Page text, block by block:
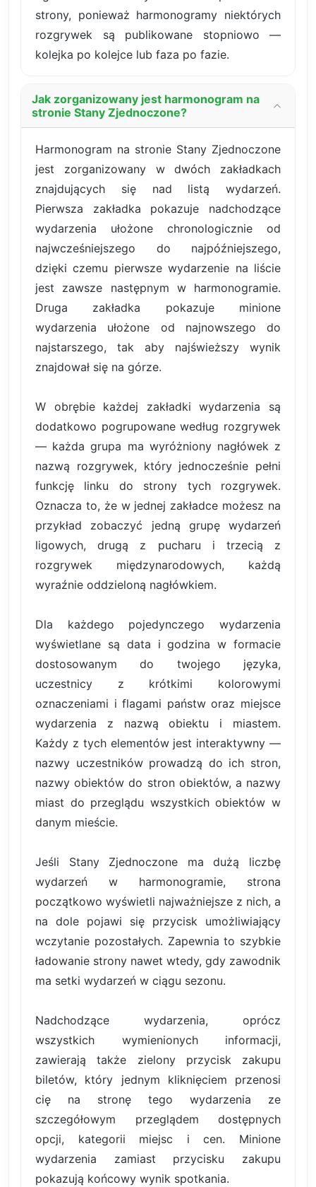
strony, ponieważ harmonogramy niektórych
rozgrywek są publikowane stopniowo —
kolejka po kolejce lub faza po fazie.
Jak zorganizowany jest harmonogram na
stronie Stany Zjednoczone?
Harmonogram na stronie Stany Zjednoczone
jest zorganizowany w dwóch zakładkach
znajdujących się nad listą wydarzeń.
Pierwsza zakładka pokazuje nadchodzące
wydarzenia ułożone chronologicznie od
najwcześniejszego do najpóźniejszego,
dzięki czemu pierwsze wydarzenie na liście
jest zawsze następnym w harmonogramie.
Druga zakładka pokazuje minione
wydarzenia ułożone od najnowszego do
najstarszego, tak aby najświeższy wynik
znajdował się na górze.
W obrębie każdej zakładki wydarzenia są
dodatkowo pogrupowane według rozgrywek
— każda grupa ma wyróżniony nagłówek z
nazwą rozgrywek, który jednocześnie pełni
funkcję linku do strony tych rozgrywek.
Oznacza to, że w jednej zakładce możesz na
przykład zobaczyć jedną grupę wydarzeń
ligowych, drugą z pucharu i trzecią z
rozgrywek międzynarodowych, każdą
wyraźnie oddzieloną nagłówkiem.
Dla każdego pojedynczego wydarzenia
wyświetlane są data i godzina w formacie
dostosowanym do twojego języka,
uczestnicy z krótkimi kolorowymi
oznaczeniami i flagami państw oraz miejsce
wydarzenia z nazwą obiektu i miastem.
Każdy z tych elementów jest interaktywny —
nazwy uczestników prowadzą do ich stron,
nazwy obiektów do stron obiektów, a nazwy
miast do przeglądu wszystkich obiektów w
danym mieście.
Jeśli Stany Zjednoczone ma dużą liczbę
wydarzeń w harmonogramie, strona
początkowo wyświetli najważniejsze z nich, a
na dole pojawi się przycisk umożliwiający
wczytanie pozostałych. Zapewnia to szybkie
ładowanie strony nawet wtedy, gdy zawodnik
ma setki wydarzeń w ciągu sezonu.
Nadchodzące wydarzenia, oprócz
wszystkich wymienionych informacji,
zawierają także zielony przycisk zakupu
biletów, który jednym kliknięciem przenosi
cię na stronę tego wydarzenia ze
szczegółowym przeglądem dostępnych
opcji, kategorii miejsc i cen. Minione
wydarzenia zamiast przycisku zakupu
pokazują końcowy wynik spotkania.